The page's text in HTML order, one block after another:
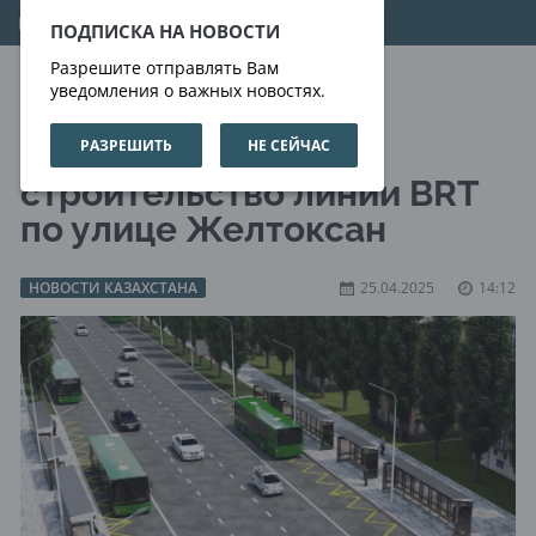
ПОДПИСКА НА НОВОСТИ
Разрешите отправлять Вам
уведомления о важных новостях.
РАЗРЕШИТЬ НЕ СЕЙЧАС
10.08.2026 16:25:57
В Алматы стартует
строительство линии BRT
по улице Желтоксан
НОВОСТИ КАЗАХСТАНА 25.04.2025 14:12